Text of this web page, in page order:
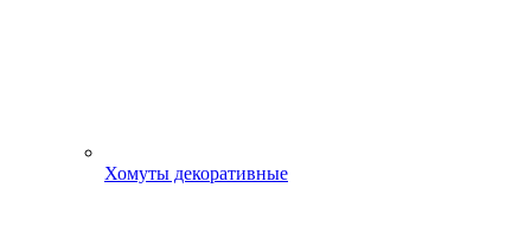
Хомуты декоративные